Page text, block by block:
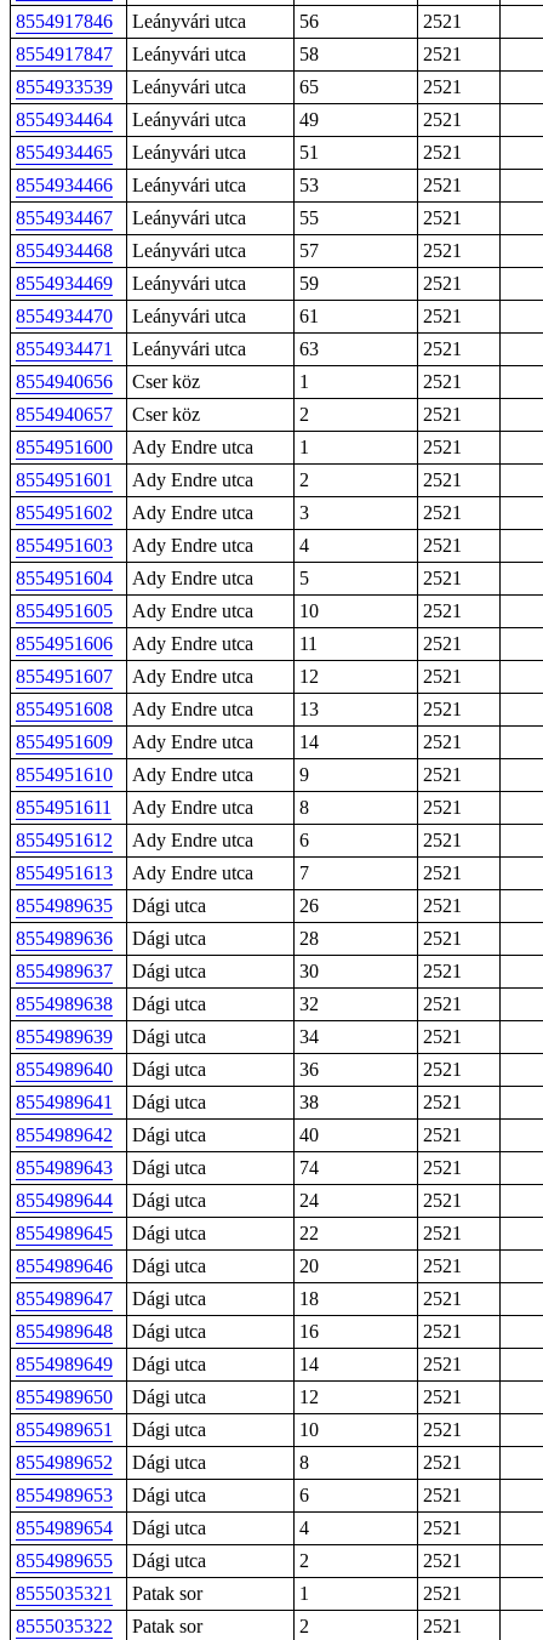
8554917846
Leányvári utca 56
2521
8554917847
Leányvári utca 58
2521
8554933539
Leányvári utca 65
2521
8554934464
Leányvári utca 49
2521
8554934465
Leányvári utca 51
2521
8554934466
Leányvári utca 53
2521
8554934467
Leányvári utca 55
2521
8554934468
Leányvári utca 57
2521
8554934469
Leányvári utca 59
2521
8554934470
Leányvári utca 61
2521
8554934471
Leányvári utca 63
2521
8554940656
Cser köz 1
2521
8554940657
Cser köz 2
2521
8554951600
Ady Endre utca 1
2521
8554951601
Ady Endre utca 2
2521
8554951602
Ady Endre utca 3
2521
8554951603
Ady Endre utca 4
2521
8554951604
Ady Endre utca 5
2521
8554951605
Ady Endre utca 10
2521
8554951606
Ady Endre utca 11
2521
8554951607
Ady Endre utca 12
2521
8554951608
Ady Endre utca 13
2521
8554951609
Ady Endre utca 14
2521
8554951610
Ady Endre utca 9
2521
8554951611
Ady Endre utca 8
2521
8554951612
Ady Endre utca 6
2521
8554951613
Ady Endre utca 7
2521
8554989635
Dági utca 26
2521
8554989636
Dági utca 28
2521
8554989637
Dági utca 30
2521
8554989638
Dági utca 32
2521
8554989639
Dági utca 34
2521
8554989640
Dági utca 36
2521
8554989641
Dági utca 38
2521
8554989642
Dági utca 40
2521
8554989643
Dági utca 74
2521
8554989644
Dági utca 24
2521
8554989645
Dági utca 22
2521
8554989646
Dági utca 20
2521
8554989647
Dági utca 18
2521
8554989648
Dági utca 16
2521
8554989649
Dági utca 14
2521
8554989650
Dági utca 12
2521
8554989651
Dági utca 10
2521
8554989652
Dági utca 8
2521
8554989653
Dági utca 6
2521
8554989654
Dági utca 4
2521
8554989655
Dági utca 2
2521
8555035321
Patak sor 1
2521
8555035322
Patak sor 2 2521